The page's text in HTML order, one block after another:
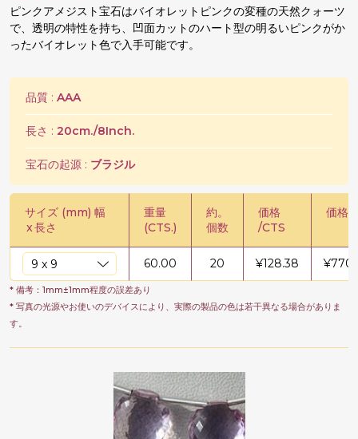
ピンクアメジスト宝石はバイオレットピンクの変種の天然クォーツ
で、透明の特性を持ち、凹面カットのハート型の明るいピンクがか
ったバイオレット色で入手可能です。
品質 : AAA
長さ : 20cm./8Inch.
宝石の起源 : ブラジル
サイズ (mm) 幅
x長さ
重量
(CTS.)
約。
個数
価格
/CTS
価格 /
60.00 20 ¥128.38 ¥
* 備考：1mm±1mm程度の誤差あり
* 写真の光源やお使いのデバイスにより、実際の製品の色は若干異なる場合がありま
す。